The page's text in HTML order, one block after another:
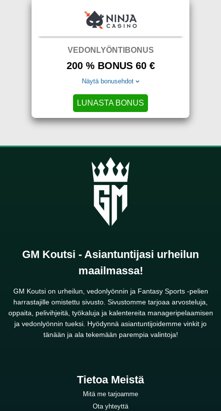
VEDONLYÖNTIBONUS
200 % BONUS 60 €
Näytä bonusehdot
LUNASTA BONUS
GM Koutsi - Asiantuntijasi urheilun
maailmassa!
GM Koutsi on urheilun, vedonlyönnin ja Fantasy Sports -pelien
harrastajille omistettu sivusto. Sivustomme tarjoaa arvosteluja,
oppaita, pelivihjeitä, työkaluja ja kalentereita manageripelaamisen
ja vedonlyönnin tueksi. Hyödynnä asiantuntijoidemme vinkit jo
tänään ja ala tekemään parempia valintoja!
Tietoa Meistä
Mitä me tarjoamme
Ota yhteyttä